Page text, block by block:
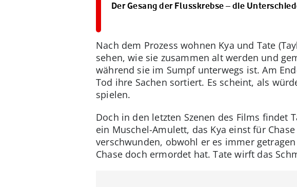
Der Gesang der Flusskrebse – die
Nach dem Prozess wohnen Kya und Tate
sehen, wie sie zusammen alt werden und
während sie im Sumpf unterwegs ist. Am
Tod ihre Sachen sortiert. Es scheint, als
spielen.
Doch in den letzten Szenen des Films findet
ein Muschel-Amulett, das Kya einst für
verschwunden, obwohl er es immer
Chase doch ermordet hat. Tate wirft das